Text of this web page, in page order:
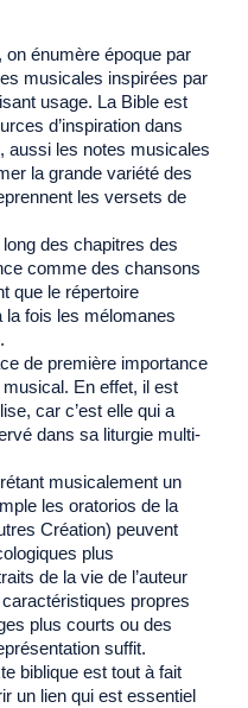
, on énumère époque par
musicales inspirées par
usage. La Bible est
d’inspiration dans
aussi les notes musicales
la grande variété des
les versets de
des chapitres des
comme des chansons
que le répertoire
la fois les mélomanes
de première importance
En effet, il est
car c’est elle qui a
dans sa liturgie multi-
musicalement un
les oratorios de la
Création) peuvent
plus
de la vie de l’auteur
propres
plus courts ou des
suffit.
biblique est tout à fait
un lien qui est essentiel